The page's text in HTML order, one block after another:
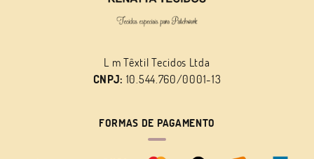
L m Têxtil Tecidos Ltda
CNPJ: 10.544.760/0001-13
FORMAS DE PAGAMENTO